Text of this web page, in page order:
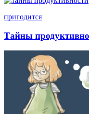
пригодится
Тайны